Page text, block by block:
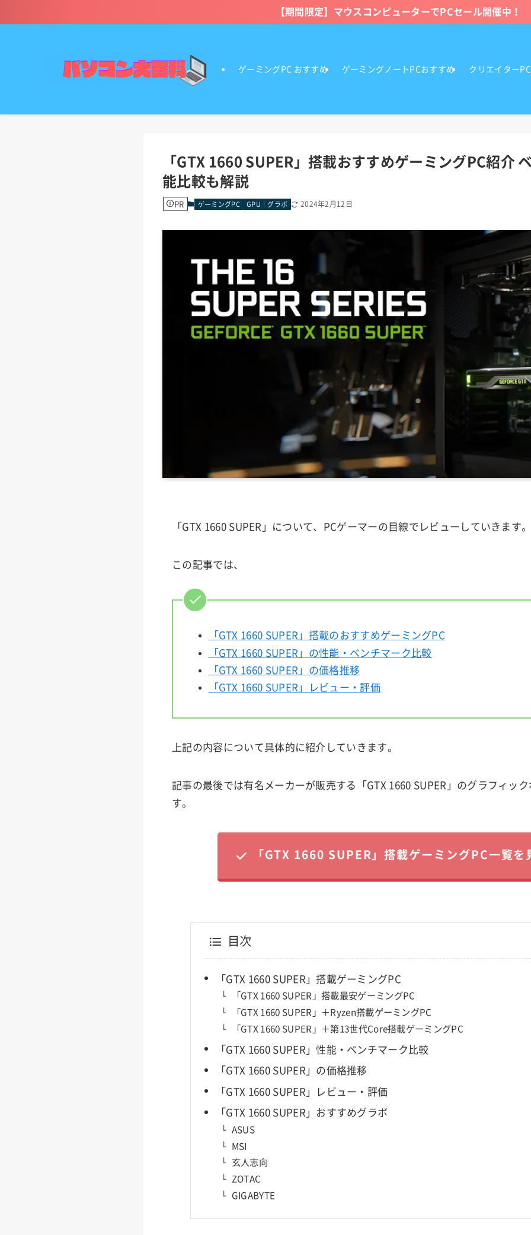
【期間限定】マウスコンピューターでPCセール開催中！
ゲーミングPC おすすめ ゲーミングノートPCおすすめ クリエイター
「GTX 1660 SUPER」搭載おすすめゲーミングPC紹介
能比較も解説
PR ゲーミングPC GPU｜グラボ 2024年2月12日
「GTX 1660 SUPER」について、PCゲーマーの目線でレビューしていきます
この記事では、
「GTX 1660 SUPER」搭載のおすすめゲーミングPC
「GTX 1660 SUPER」の性能・ベンチマーク比較
「GTX 1660 SUPER」の価格推移
「GTX 1660 SUPER」レビュー・評価
上記の内容について具体的に紹介していきます。
記事の最後では有名メーカーが販売する「GTX 1660 SUPER」のグラフィッ
す。
「GTX 1660 SUPER」搭載ゲーミングPC一覧を
目次
「GTX 1660 SUPER」搭載ゲーミングPC
「GTX 1660 SUPER」搭載最安ゲーミングPC
「GTX 1660 SUPER」＋Ryzen搭載ゲーミングPC
「GTX 1660 SUPER」＋第13世代Core搭載ゲーミングPC
「GTX 1660 SUPER」性能・ベンチマーク比較
「GTX 1660 SUPER」の価格推移
「GTX 1660 SUPER」レビュー・評価
「GTX 1660 SUPER」おすすめグラボ
ASUS
MSI
玄人志向
ZOTAC
GIGABYTE